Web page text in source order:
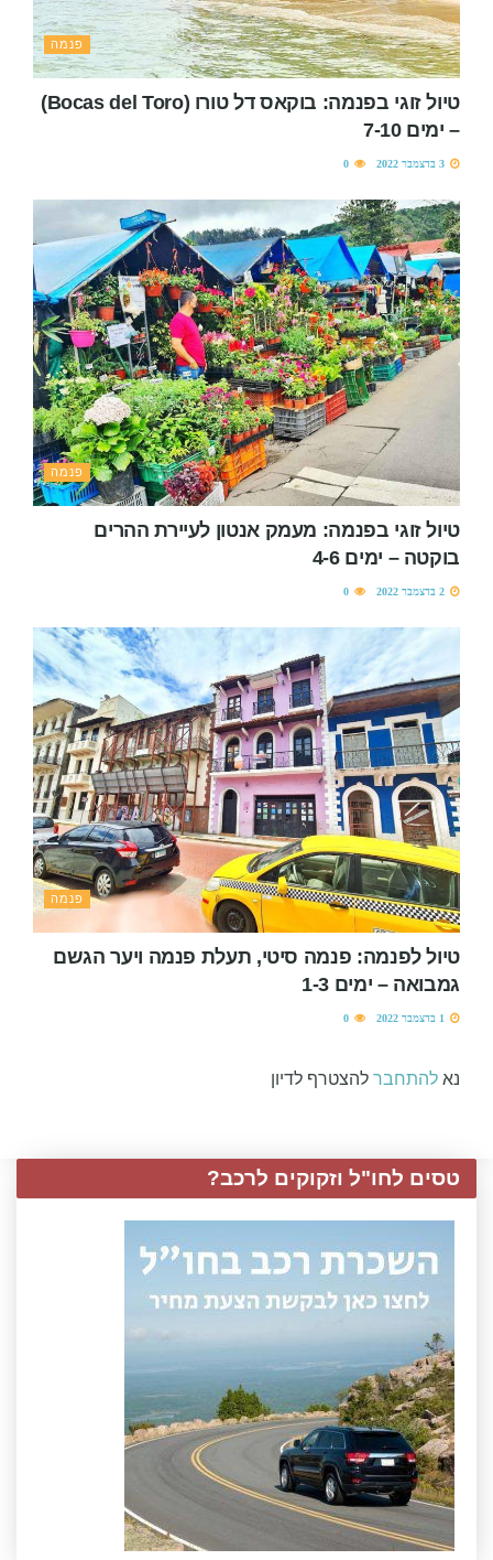
פנמה
טיול זוגי בפנמה: בוקאס דל טורו (Bocas del Toro)
– ימים 7-10
פנמה
טיול זוגי בפנמה: מעמק אנטון לעיירת ההרים
בוקטה – ימים 4-6
פנמה
טיול לפנמה: פנמה סיטי, תעלת פנמה ויער הגשם
גמבואה – ימים 1-3
נא להתחבר להצטרף לדיון
טסים לחו"ל וזקוקים לרכב?